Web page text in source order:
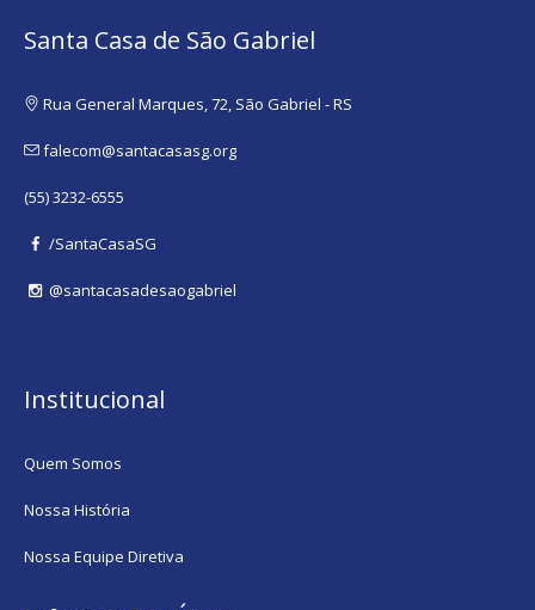
Santa Casa de São Gabriel
Rua General Marques, 72, São Gabriel - RS
falecom@santacasasg.org
(55) 3232-6555
/SantaCasaSG
@santacasadesaogabriel
Institucional
Quem Somos
Nossa História
Nossa Equipe Diretiva